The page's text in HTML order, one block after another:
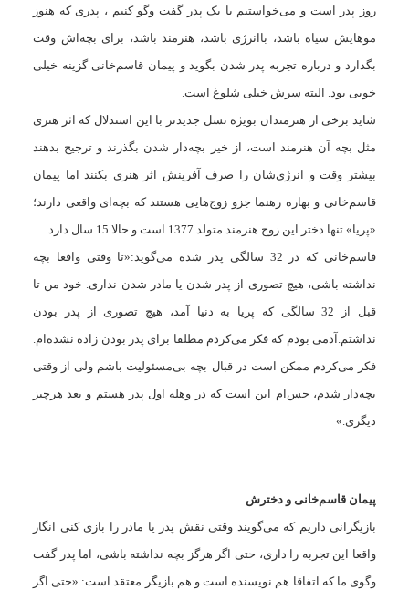
روز پدر است و می‌خواستیم با یک پدر گفت وگو کنیم ، پدری که هنوز
موهایش سیاه باشد، باانرژی باشد، هنرمند باشد، برای بچه‌اش وقت
بگذارد و درباره تجربه پدر شدن بگوید و پیمان قاسم‌خانی گزینه خیلی
خوبی بود. البته سرش خیلی شلوغ است.
شاید برخی از هنرمندان بویژه نسل جدیدتر با این استدلال که اثر هنری
مثل بچه آن هنرمند است، از خیر بچه‌دار شدن بگذرند و ترجیح بدهند
بیشتر وقت و انرژی‌شان را صرف آفرینش اثر هنری بکنند اما پیمان
قاسم‌خانی و بهاره رهنما جزو زوج‌هایی هستند که بچه‌ای واقعی دارند؛
«پریا» تنها دختر این زوج هنرمند متولد 1377 است و حالا 15 سال دارد.
قاسم‌خانی که در 32 سالگی پدر شده می‌گوید:«تا وقتی واقعا بچه
نداشته باشی، هیچ تصوری از پدر شدن یا مادر شدن نداری. خود من تا
قبل از 32 سالگی که پریا به دنیا آمد، هیچ تصوری از پدر بودن
نداشتم.آدمی بودم که فکر می‌کردم مطلقا برای پدر بودن زاده نشده‌ام.
فکر می‌کردم ممکن است در قبال بچه‌ بی‌مسئولیت باشم ولی از وقتی
بچه‌دار شدم، حس‌ام این است که در وهله اول پدر هستم و بعد هرچیز
دیگری‌.»
پیمان قاسم‌خانی و دخترش
بازیگرانی داریم که می‌گویند وقتی نقش پدر یا مادر را بازی کنی انگار
واقعا این تجربه را داری، حتی اگر هرگز بچه نداشته باشی، اما پدر گفت
وگوی ما که اتفاقا هم نویسنده است و هم بازیگر معتقد است: «حتی اگر